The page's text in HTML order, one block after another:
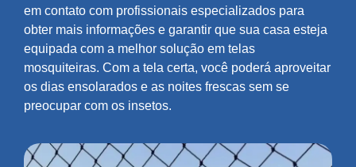
em contato com profissionais especializados para
obter mais informações e garantir que sua casa esteja
equipada com a melhor solução em telas
mosquiteiras. Com a tela certa, você poderá aproveitar
os dias ensolarados e as noites frescas sem se
preocupar com os insetos.